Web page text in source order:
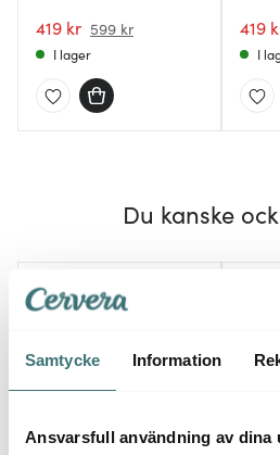
Samtycke Information
Ansvarsfull användning av dina
2-pack
419 kr 599 kr
I lager
pack
419
I
Du kanske